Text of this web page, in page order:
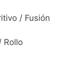
/ Fusión
Rollo